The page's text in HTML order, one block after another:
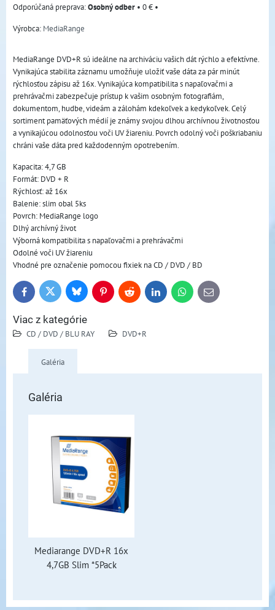
Osobný odber • 0 € •
Výrobca: MediaRange
MediaRange DVD+R sú ideálne na archiváciu vašich dát rýchlo a efektívne.
Vynikajúca stabilita záznamu umožňuje uložiť vaše dáta za pár minút
rýchlosťou zápisu až 16x. Vynikajúca kompatibilita s napaľovačmi a
prehrávačmi zabezpečuje prístup k vašim osobným fotografiám,
dokumentom, hudbe, videám a zálohám kdekoľvek a kedykoľvek. Celý
sortiment pamäťových médií je známy svojou dlhou archívnou životnosťou
a vynikajúcou odolnosťou voči UV žiareniu. Povrch odolný voči poškriabaniu
chráni vaše dáta pred každodenným opotrebením.
Kapacita: 4,7 GB
Formát: DVD + R
Rýchlosť: až 16x
Balenie: slim obal 5ks
Povrch: MediaRange logo
Dlhý archívný život
Výborná kompatibilita s napaľovačmi a prehrávačmi
Odolné voči UV žiareniu
Vhodné pre označenie pomocou fixiek na CD / DVD / BD
FacebookTwitter BlueskyPinterestReddit LinkedInWhatsApp
E-
mail
Viac z kategórie
CD / DVD / BLU RAY DVD+R
Galéria
Galéria
Mediarange DVD+R 16x
4,7GB Slim *5Pack